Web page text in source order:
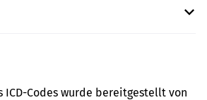
ICD-Codes wurde bereitgestellt von